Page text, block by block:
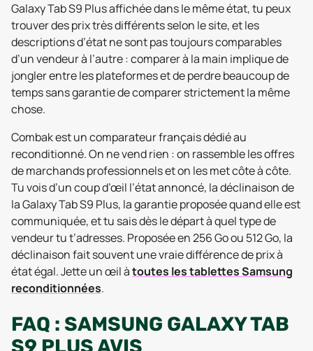
Galaxy Tab S9 Plus affichée dans le même état, tu peux
trouver des prix très différents selon le site, et les
descriptions d’état ne sont pas toujours comparables
d’un vendeur à l’autre : comparer à la main implique de
jongler entre les plateformes et de perdre beaucoup de
temps sans garantie de comparer strictement la même
chose.
Combak est un comparateur français dédié au
reconditionné. On ne vend rien : on rassemble les offres
de marchands professionnels et on les met côte à côte.
Tu vois d’un coup d’œil l’état annoncé, la déclinaison de
la Galaxy Tab S9 Plus, la garantie proposée quand elle est
communiquée, et tu sais dès le départ à quel type de
vendeur tu t’adresses. Proposée en 256 Go ou 512 Go, la
déclinaison fait souvent une vraie différence de prix à
état égal. Jette un œil àtoutes les tablettes Samsung
reconditionnées.
FAQ : SAMSUNG GALAXY TAB